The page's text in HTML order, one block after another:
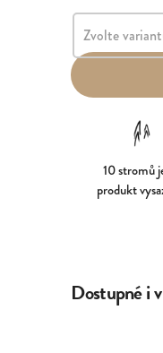
10 stromů
produkt
Dostupné i